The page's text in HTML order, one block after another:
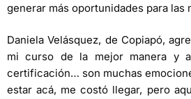
generar más oportunidades para las
Daniela Velásquez, de Copiapó,
mi curso de la mejor manera y
certificación… son muchas
estar acá, me costó llegar, pero